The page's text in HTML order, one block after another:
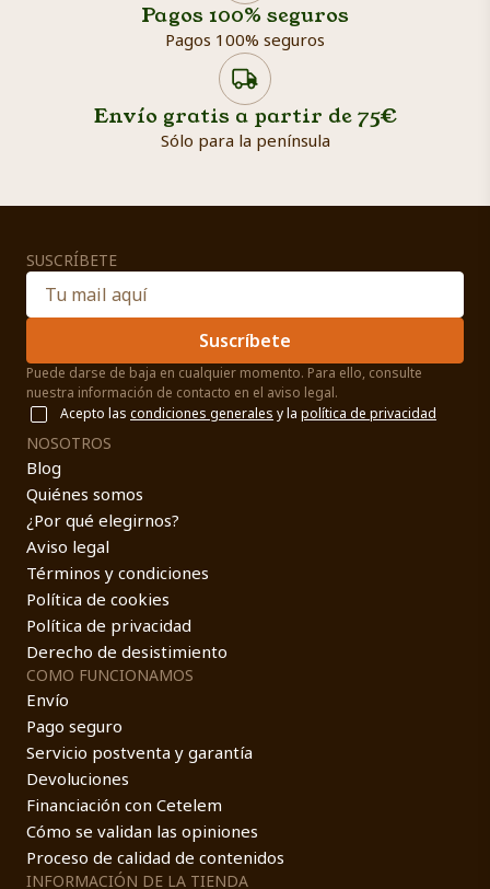
Pagos 100% seguros
Pagos 100% seguros
Envío gratis a partir de 75€
Sólo para la península
SUSCRÍBETE
Suscríbete
Puede darse de baja en cualquier momento. Para ello, consulte
nuestra información de contacto en el aviso legal.
Acepto las condiciones generales y la política de privacidad
NOSOTROS
Blog
Quiénes somos
¿Por qué elegirnos?
Aviso legal
Términos y condiciones
Política de cookies
Política de privacidad
Derecho de desistimiento
COMO FUNCIONAMOS
Envío
Pago seguro
Servicio postventa y garantía
Devoluciones
Financiación con Cetelem
Cómo se validan las opiniones
Proceso de calidad de contenidos
INFORMACIÓN DE LA TIENDA